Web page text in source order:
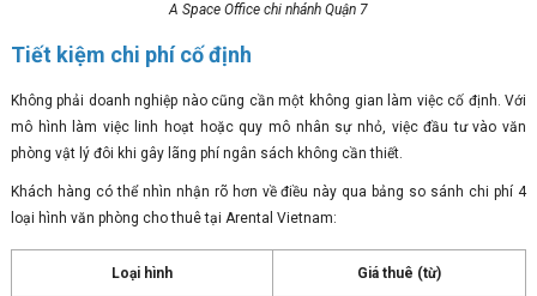
A Space Office chi nhánh Quận 7
Tiết kiệm chi phí cố định
Không phải doanh nghiệp nào cũng cần một không gian làm việc cố định. Với
mô hình làm việc linh hoạt hoặc quy mô nhân sự nhỏ, việc đầu tư vào văn
phòng vật lý đôi khi gây lãng phí ngân sách không cần thiết.
Khách hàng có thể nhìn nhận rõ hơn về điều này qua bảng so sánh chi phí 4
loại hình văn phòng cho thuê tại Arental Vietnam:
Loại hình Giá thuê (từ)